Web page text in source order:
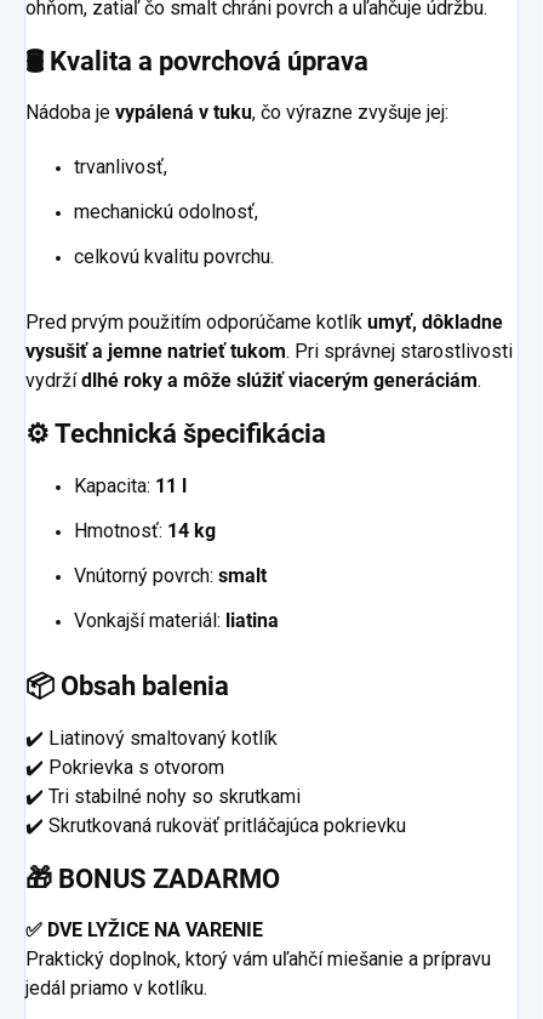
ohňom, zatiaľ čo smalt chráni povrch a uľahčuje údržbu.
🛢️ Kvalita a povrchová úprava
Nádoba je vypálená v tuku, čo výrazne zvyšuje jej:
trvanlivosť,
mechanickú odolnosť,
celkovú kvalitu povrchu.
Pred prvým použitím odporúčame kotlík umyť, dôkladne
vysušiť a jemne natrieť tukom. Pri správnej starostlivosti
vydržídlhé roky a môže slúžiť viacerým generáciám.
⚙️ Technická špecifikácia
Kapacita: 11 l
Hmotnosť: 14 kg
Vnútorný povrch: smalt
Vonkajší materiál: liatina
📦 Obsah balenia
✔️ Liatinový smaltovaný kotlík
✔️ Pokrievka s otvorom
✔️ Tri stabilné nohy so skrutkami
✔️ Skrutkovaná rukoväť pritláčajúca pokrievku
🎁 BONUS ZADARMO
✅ DVE LYŽICE NA VARENIE
Praktický doplnok, ktorý vám uľahčí miešanie a prípravu
jedál priamo v kotlíku.